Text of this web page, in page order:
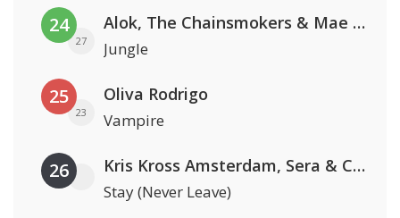
24
27
Alok, The Chainsmokers & Mae Stephens
Jungle
25
23
Oliva Rodrigo
Vampire
26 Kris Kross Amsterdam, Sera & Conor Maynard
Stay (Never Leave)